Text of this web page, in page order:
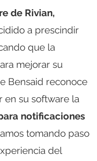
de Rivian,
a prescindir
que la
mejorar su
Bensaid reconoce
en su software la
notificaciones
tomando paso
del